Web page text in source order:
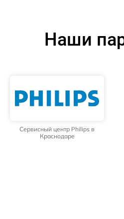
Наши
Сервисный центр Philips в
Краснодаре